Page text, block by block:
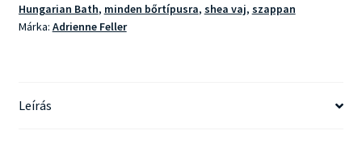
Hungarian Bath, minden bőrtípusra, shea vaj, szappan
Márka: Adrienne Feller
Leírás